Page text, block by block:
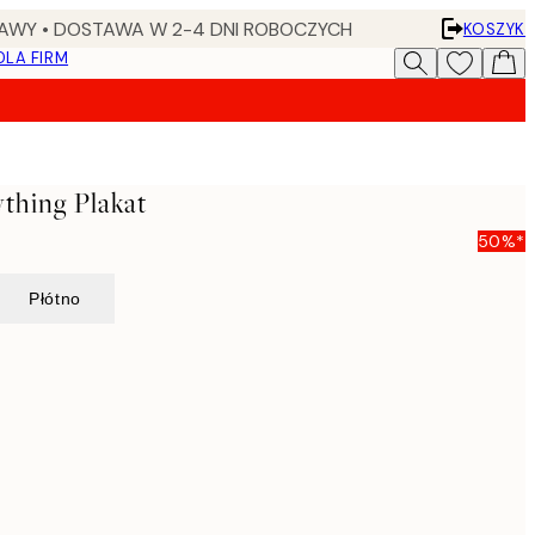
• DOSTAWA W 2-4 DNI ROBOCZYCH
KOSZYK
FIRM
Plakat
50%*
Płótno